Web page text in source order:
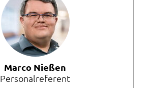
Marco Nießen
Personalreferent